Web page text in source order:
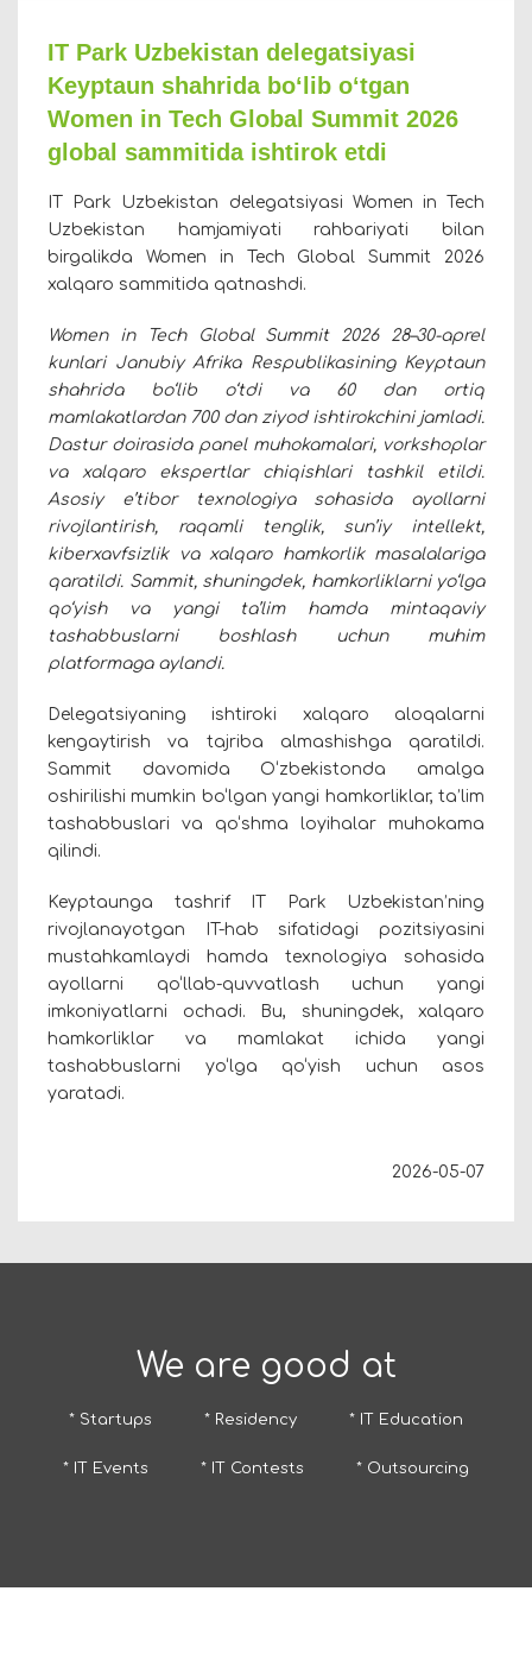
IT Park Uzbekistan delegatsiyasi
Keyptaun shahrida bo‘lib o‘tgan
Women in Tech Global Summit 2026
global sammitida ishtirok etdi
IT Park Uzbekistan delegatsiyasi Women in Tech
Uzbekistan hamjamiyati rahbariyati bilan
birgalikda Women in Tech Global Summit 2026
xalqaro sammitida qatnashdi.
Women in Tech Global Summit 2026 28–30-aprel
kunlari Janubiy Afrika Respublikasining Keyptaun
shahrida bo‘lib o‘tdi va 60 dan ortiq
mamlakatlardan 700 dan ziyod ishtirokchini jamladi.
Dastur doirasida panel muhokamalari, vorkshoplar
va xalqaro ekspertlar chiqishlari tashkil etildi.
Asosiy e’tibor texnologiya sohasida ayollarni
rivojlantirish, raqamli tenglik, sun’iy intellekt,
kiberxavfsizlik va xalqaro hamkorlik masalalariga
qaratildi. Sammit, shuningdek, hamkorliklarni yo‘lga
qo‘yish va yangi ta’lim hamda mintaqaviy
tashabbuslarni boshlash uchun muhim
platformaga aylandi.
Delegatsiyaning ishtiroki xalqaro aloqalarni
kengaytirish va tajriba almashishga qaratildi.
Sammit davomida O‘zbekistonda amalga
oshirilishi mumkin bo‘lgan yangi hamkorliklar, ta’lim
tashabbuslari va qo‘shma loyihalar muhokama
qilindi.
Keyptaunga tashrif IT Park Uzbekistan’ning
rivojlanayotgan IT-hab sifatidagi pozitsiyasini
mustahkamlaydi hamda texnologiya sohasida
ayollarni qo‘llab-quvvatlash uchun yangi
imkoniyatlarni ochadi. Bu, shuningdek, xalqaro
hamkorliklar va mamlakat ichida yangi
tashabbuslarni yo‘lga qo‘yish uchun asos
yaratadi.
2026-05-07
We are good at
* Startups * Residency * IT Education
* IT Events * IT Contests * Outsourcing